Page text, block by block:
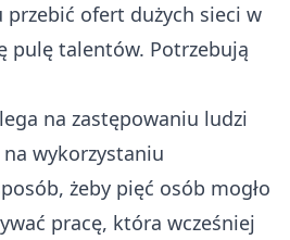
ofert dużych sieci w
pulę talentów. Potrzebują
na zastępowaniu ludzi
wykorzystaniu
żeby pięć osób mogło
pracę, która wcześniej